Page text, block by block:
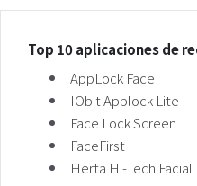
Top 10 aplicaciones de
AppLock Face
IObit Applock Lite
Face Lock Screen
FaceFirst
Herta Hi-Tech